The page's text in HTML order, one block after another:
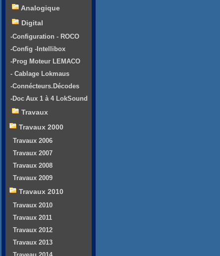
Analogique
Digital
-Configuration - ROCO
-Config -Intellibox
-Prog Moteur LEMACO
- Cablage Lokmaus
-Connécteurs.Décodes
-Doc Aux 1 à 4 LokSound
Travaux
Travaux 2000
Travaux 2006
Travaux 2007
Travaux 2008
Travaux 2009
Travaux 2010
Travaux 2010
Travaux 2011
Travaux 2012
Travaux 2013